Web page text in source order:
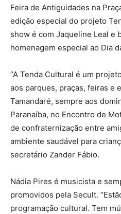
Feira de Antiguidades na
edição especial do projeto
show é com Jaqueline Leal e
homenagem especial ao Dia
“A Tenda Cultural é um
aos parques, praças, feiras e
Tamandaré, sempre aos
Paranaíba, no Encontro de
de confraternização entre
ambiente saudável para
secretário Zander Fábio.
Nádia Pires é musicista e
promovidos pela Secult.
programação cultural. Tem